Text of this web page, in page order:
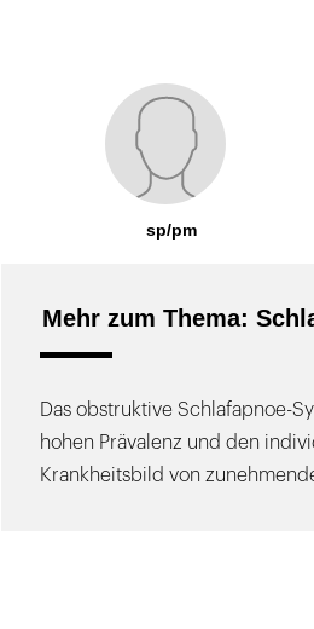
sp/pm
Mehr zum Thema:
Das obstruktive Schlafapnoe-
hohen Prävalenz und den
Krankheitsbild von